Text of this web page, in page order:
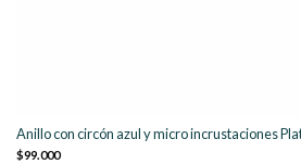
Anillo con circón azul y micro incrustaciones
$99.000